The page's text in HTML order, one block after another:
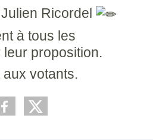
Ricordel
à tous les
proposition.
votants.